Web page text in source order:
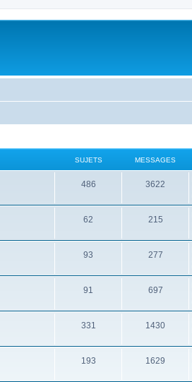
SUJETS MESSAGES
486 3622
62 215
93 277
91 697
331 1430
193 1629